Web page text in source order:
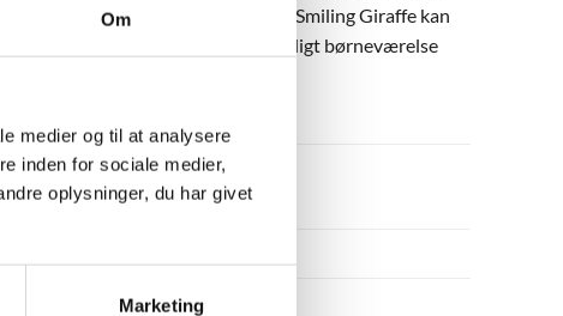
Om
medier og til at analysere
inden for sociale medier,
oplysninger, du har givet
Marketing
eller blandt andre dyr, og Smiling Giraffe kan
univers. Et trygt valg til et hyggeligt børneværelse